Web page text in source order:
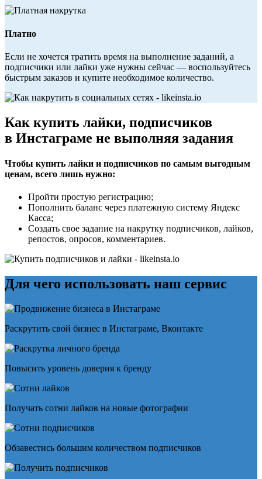
Платно
Если не хочется тратить время на выполнение заданий, а
подписчики или лайки уже нужны сейчас — воспользуйтесь
быстрым заказов и купите необходимое количество.
Как купить лайки, подписчиков
в Инстаграме не выполняя задания
Чтобы купить лайки и подписчиков по самым выгодным
ценам, всего лишь нужно:
Пройти простую регистрацию;
Пополнить баланс через платежную систему Яндекс
Касса;
Создать свое задание на накрутку подписчиков, лайков,
репостов, опросов, комментариев.
Для чего использовать наш сервис
Раскрутить свой бизнес в Инстаграме, Вконтакте
Повысить уровень доверия к бренду
Получать сотни лайков на новые фотографии
Обзавестись большим количеством подписчиков